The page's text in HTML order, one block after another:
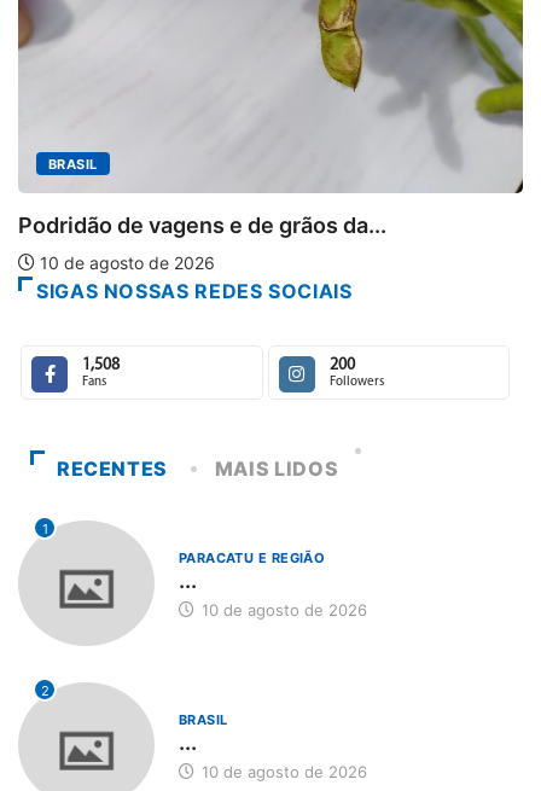
grãos da...
Sebrae inicia projeto-
escolas...
SIGAS NOSSAS REDES SOCIAIS
1,508
Fans
200
Followers
RECENTES MAIS LIDOS
1
PARACATU E REGIÃO
...
10 de agosto de 2026
2
BRASIL
...
10 de agosto de 2026